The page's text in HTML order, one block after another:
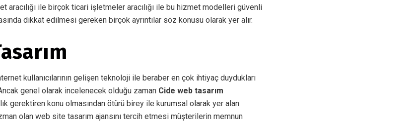
aracılığı ile birçok ticari işletmeler aracılığı ile bu hizmet modelleri güvenli
dikkat edilmesi gereken birçok ayrıntılar söz konusu olarak yer alır.
kullanıcılarının gelişen teknoloji ile beraber en çok ihtiyaç duydukları
genel olarak incelenecek olduğu zaman Cide web tasarım
gerektiren konu olmasından ötürü birey ile kurumsal olarak yer alan
olan web site tasarım ajansını tercih etmesi müşterilerin memnun